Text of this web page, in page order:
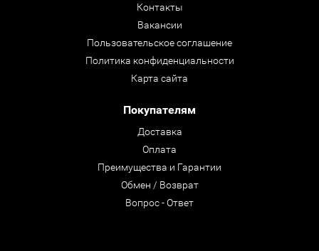
Контакты
Вакансии
Пользовательское соглашение
Политика конфиденциальности
Карта сайта
Покупателям
Доставка
Оплата
Преимущества и Гарантии
Обмен / Возврат
Вопрос - Ответ